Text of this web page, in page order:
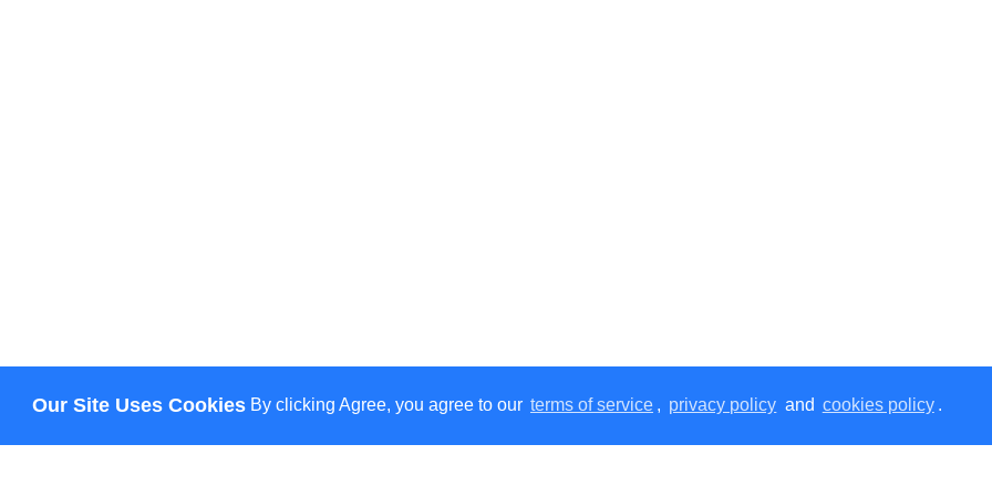
Our Site Uses Cookies By clicking Agree, you agree to our terms of service , privacy policy and cookies policy .
-5% гарантована знижка для зареєстрованих користувачів.